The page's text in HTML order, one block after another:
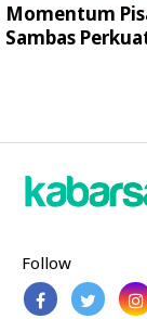
Momentum
Sambas
Follow